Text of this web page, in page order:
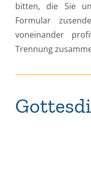
bitten, die Sie
Formular
voneinander
Trennung